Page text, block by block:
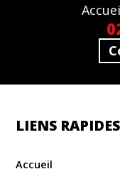
LIENS RAPIDES
Accueil